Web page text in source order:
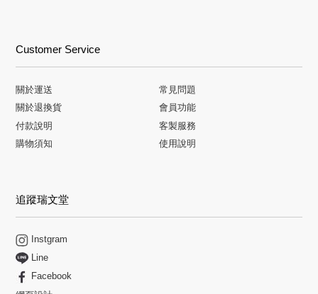
Customer Service
關於運送
常見問題
關於退換貨
會員功能
付款說明
客製服務
購物須知
使用說明
追蹤瑞文堂
Instgram
Line
Facebook